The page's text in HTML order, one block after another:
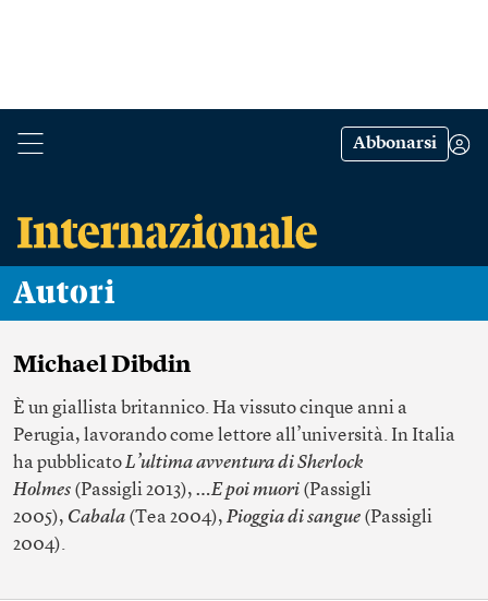
Abbonarsi
Autori
Michael Dibdin
È un giallista britannico. Ha vissuto cinque anni a
Perugia, lavorando come lettore all’università. In Italia
ha pubblicatoL’ultima avventura di Sherlock
Holmes (Passigli 2013), …E poi muori (Passigli
2005), Cabala (Tea 2004), Pioggia di sangue (Passigli
2004).